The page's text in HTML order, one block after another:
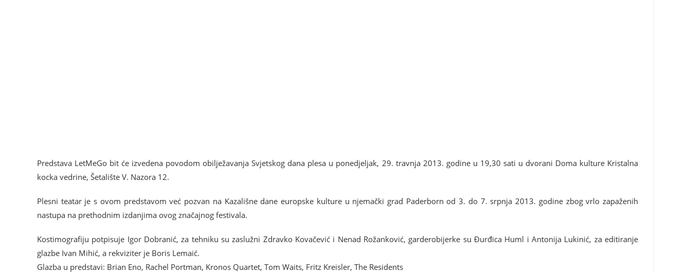
Predstava LetMeGo bit će izvedena povodom obilježavanja Svjetskog dana plesa u ponedjeljak, 29. travnja 2013. godine u 19,30 sati u dvorani Doma kulture Kristalna
kocka vedrine, Šetalište V. Nazora 12.
Plesni teatar je s ovom predstavom već pozvan na Kazališne dane europske kulture u njemački grad Paderborn od 3. do 7. srpnja 2013. godine zbog vrlo zapaženih
nastupa na prethodnim izdanjima ovog značajnog festivala.
Kostimografiju potpisuje Igor Dobranić, za tehniku su zaslužni Zdravko Kovačević i Nenad Rožanković, garderobijerke su Đurđica Huml i Antonija Lukinić, za editiranje
glazbe Ivan Mihić, a rekviziter je Boris Lemaić.
Glazba u predstavi: Brian Eno, Rachel Portman, Kronos Quartet, Tom Waits, Fritz Kreisler, The Residents